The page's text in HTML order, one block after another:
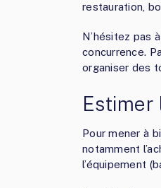
restauration,
N’hésitez pas
concurrence.
organiser des
Estimer
Pour mener à
notamment
l’équipement